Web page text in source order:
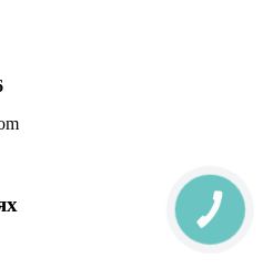
КНОПКА
СВЯЗИ